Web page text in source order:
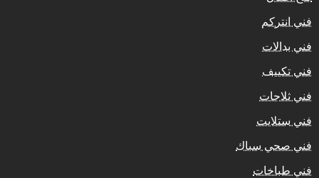
فني انتركم
فني بدالات
فني تكييف
فني ثلاجات
فني ستلايت
فني صحي سباك
فني طباخات